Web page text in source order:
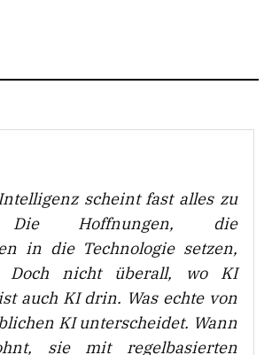
scheint fast alles zu
Die Hoffnungen, die
in die Technologie setzen,
Doch nicht überall, wo KI
auch KI drin. Was echte von
KI unterscheidet. Wann
sie mit regelbasierten